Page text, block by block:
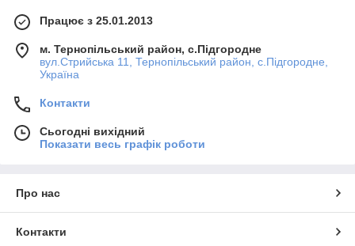
Працює з 25.01.2013
м. Тернопільський район, с.Підгородне
вул.Стрийська 11, Тернопільський район, с.Підгородне,
Україна
Контакти
Сьогодні вихідний
Показати весь графік роботи
Про нас
Контакти